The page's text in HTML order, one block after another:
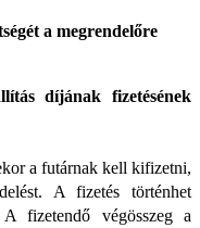
a megrendelőre
díjának fizetésének
a futárnak kell kifizetni,
A fizetés történhet
fizetendő végösszeg a